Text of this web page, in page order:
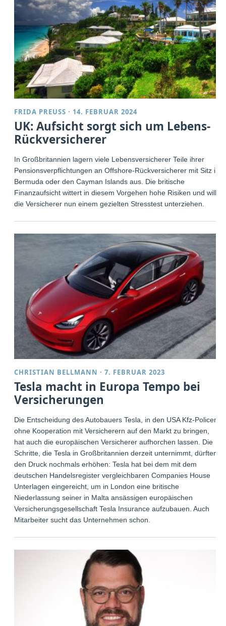
FRIDA PREUSS · 14. FEBRUAR 2024
UK: Aufsicht sorgt sich um Lebens-
Rückversicherer
In Großbritannien lagern viele Lebensversicherer Teile ihrer
Pensionsverpflichtungen an Offshore-Rückversicherer mit Sitz in
Bermuda oder den Cayman Islands aus. Die britische
Finanzaufsicht wittert in diesem Vorgehen hohe Risiken und will
die Versicherer nun einem gezielten Stresstest unterziehen.
CHRISTIAN BELLMANN ·7. FEBRUAR 2023
Tesla macht in Europa Tempo bei
Versicherungen
Die Entscheidung des Autobauers Tesla, in den USA Kfz-Policen
ohne Kooperation mit Versicherern auf den Markt zu bringen,
hat auch die europäischen Versicherer aufhorchen lassen. Die
Schritte, die Tesla in Großbritannien derzeit unternimmt, dürften
den Druck nochmals erhöhen: Tesla hat bei dem mit dem
deutschen Handelsregister vergleichbaren Companies House
Unterlagen eingereicht, um in London eine britische
Niederlassung seiner in Malta ansässigen europäischen
Versicherungsgesellschaft Tesla Insurance aufzubauen. Auch
Mitarbeiter sucht das Unternehmen schon.